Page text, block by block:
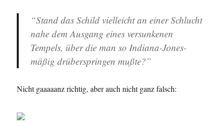
“Stand das Schild vielleicht an einer Schlucht
nahe dem Ausgang eines versunkenen
Tempels, über die man so Indiana-Jones-
mäßig drüberspringen mußte?”
Nicht gaaaaanz richtig, aber auch nicht ganz falsch: